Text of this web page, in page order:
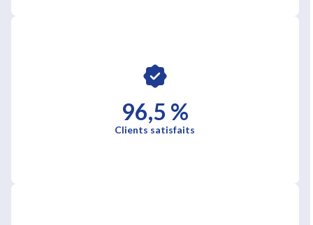
96,5 %
Clients satisfaits